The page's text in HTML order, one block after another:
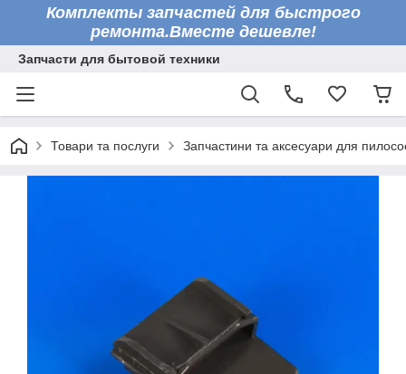
Комплекты запчастей для быстрого
ремонта.Вместе дешевле!
Запчасти для бытовой техники
Товари та послуги Запчастини та аксесуари для